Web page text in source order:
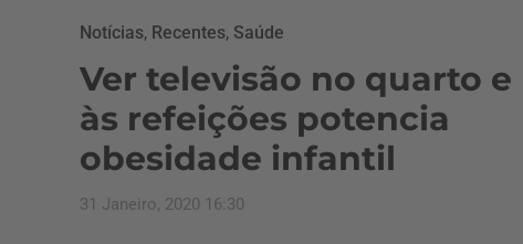
Notícias, Recentes, Saúde
Ver televisão no quarto e
às refeições potencia
obesidade infantil
31 Janeiro, 2020 16:30